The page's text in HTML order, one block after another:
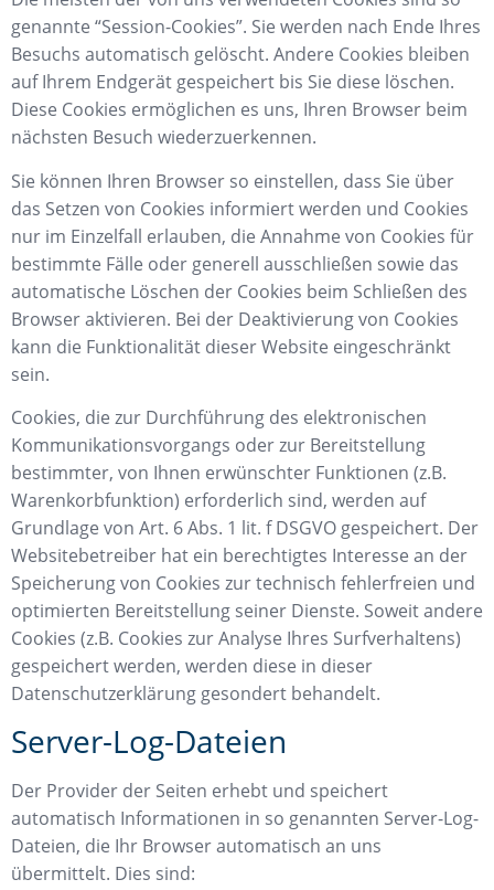
genannte “Session-Cookies”. Sie werden nach Ende Ihres
Besuchs automatisch gelöscht. Andere Cookies bleiben
auf Ihrem Endgerät gespeichert bis Sie diese löschen.
Diese Cookies ermöglichen es uns, Ihren Browser beim
nächsten Besuch wiederzuerkennen.
Sie können Ihren Browser so einstellen, dass Sie über
das Setzen von Cookies informiert werden und Cookies
nur im Einzelfall erlauben, die Annahme von Cookies für
bestimmte Fälle oder generell ausschließen sowie das
automatische Löschen der Cookies beim Schließen des
Browser aktivieren. Bei der Deaktivierung von Cookies
kann die Funktionalität dieser Website eingeschränkt
sein.
Cookies, die zur Durchführung des elektronischen
Kommunikationsvorgangs oder zur Bereitstellung
bestimmter, von Ihnen erwünschter Funktionen (z.B.
Warenkorbfunktion) erforderlich sind, werden auf
Grundlage von Art. 6 Abs. 1 lit. f DSGVO gespeichert. Der
Websitebetreiber hat ein berechtigtes Interesse an der
Speicherung von Cookies zur technisch fehlerfreien und
optimierten Bereitstellung seiner Dienste. Soweit andere
Cookies (z.B. Cookies zur Analyse Ihres Surfverhaltens)
gespeichert werden, werden diese in dieser
Datenschutzerklärung gesondert behandelt.
Server-Log-Dateien
Der Provider der Seiten erhebt und speichert
automatisch Informationen in so genannten Server-Log-
Dateien, die Ihr Browser automatisch an uns
übermittelt. Dies sind: